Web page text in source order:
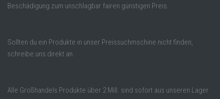
Beschädigung zum unschlagbar fairen günstigen Preis.
Sollten du ein Produkte in unser Preissuchmschine nicht finden,
schreibe uns direkt an.
Alle Großhandels Produkte über 2 Mill. sind sofort aus unseren Lager